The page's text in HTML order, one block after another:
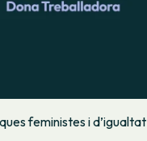
feministes i d’igualtat